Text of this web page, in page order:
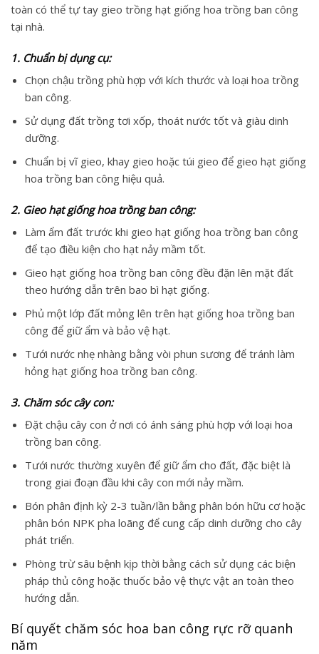
toàn có thể tự tay gieo trồng hạt giống hoa trồng ban công
tại nhà.
1. Chuẩn bị dụng cụ:
Chọn chậu trồng phù hợp với kích thước và loại hoa trồng
ban công.
Sử dụng đất trồng tơi xốp, thoát nước tốt và giàu dinh
dưỡng.
Chuẩn bị vĩ gieo, khay gieo hoặc túi gieo để gieo hạt giống
hoa trồng ban công hiệu quả.
2. Gieo hạt giống hoa trồng ban công:
Làm ẩm đất trước khi gieo hạt giống hoa trồng ban công
để tạo điều kiện cho hạt nảy mầm tốt.
Gieo hạt giống hoa trồng ban công đều đặn lên mặt đất
theo hướng dẫn trên bao bì hạt giống.
Phủ một lớp đất mỏng lên trên hạt giống hoa trồng ban
công để giữ ẩm và bảo vệ hạt.
Tưới nước nhẹ nhàng bằng vòi phun sương để tránh làm
hỏng hạt giống hoa trồng ban công.
3. Chăm sóc cây con:
Đặt chậu cây con ở nơi có ánh sáng phù hợp với loại hoa
trồng ban công.
Tưới nước thường xuyên để giữ ẩm cho đất, đặc biệt là
trong giai đoạn đầu khi cây con mới nảy mầm.
Bón phân định kỳ 2-3 tuần/lần bằng phân bón hữu cơ hoặc
phân bón NPK pha loãng để cung cấp dinh dưỡng cho cây
phát triển.
Phòng trừ sâu bệnh kịp thời bằng cách sử dụng các biện
pháp thủ công hoặc thuốc bảo vệ thực vật an toàn theo
hướng dẫn.
Bí quyết chăm sóc hoa ban công rực rỡ quanh
năm